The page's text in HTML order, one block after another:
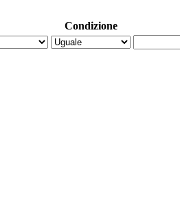
Condizione